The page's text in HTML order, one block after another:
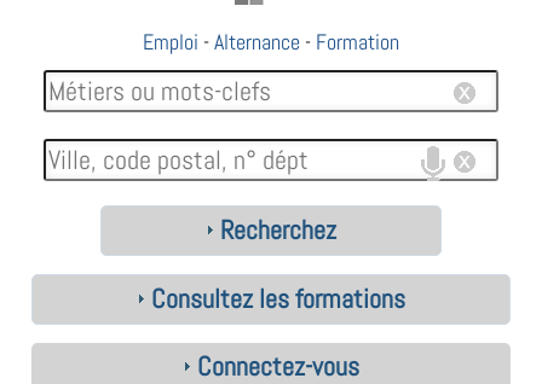
Emploi -Alternance - Formation
Recherchez
Consultez les formations
Connectez-vous